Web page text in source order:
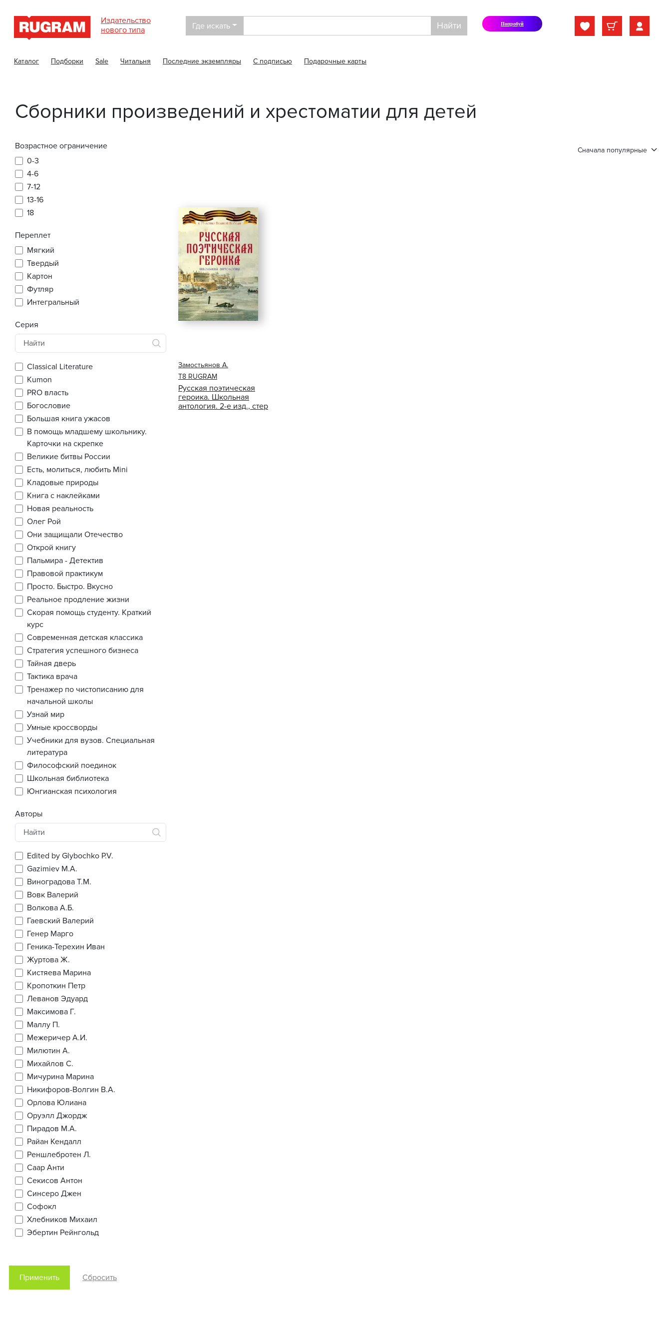
Издательство
нового типа
Где искать Найти Попробуй
Каталог Подборки Sale Читальня Последние экземпляры С подписью Подарочные карты
Сборники произведений и хрестоматии для детей
Возрастное ограничение
0-3
4-6
7-12
13-16
18
Переплет
Мягкий
Твердый
Картон
Футляр
Интегральный
Серия
Classical Literature
Kumon
PRO власть
Богословие
Большая книга ужасов
В помощь младшему школьнику.
Карточки на скрепке
Великие битвы России
Есть, молиться, любить Mini
Кладовые природы
Книга с наклейками
Новая реальность
Олег Рой
Они защищали Отечество
Открой книгу
Пальмира - Детектив
Правовой практикум
Просто. Быстро. Вкусно
Реальное продление жизни
Скорая помощь студенту. Краткий
курс
Современная детская классика
Стратегия успешного бизнеса
Тайная дверь
Тактика врача
Тренажер по чистописанию для
начальной школы
Узнай мир
Умные кроссворды
Учебники для вузов. Специальная
литература
Философский поединок
Школьная библиотека
Юнгианская психология
Авторы
Edited by Glybochko P.V.
Gazimiev M.A.
Виноградова Т.М.
Вовк Валерий
Волкова А.Б.
Гаевский Валерий
Генер Марго
Геника-Терехин Иван
Журтова Ж.
Кистяева Марина
Кропоткин Петр
Леванов Эдуард
Максимова Г.
Маллу П.
Межеричер А.И.
Милютин А.
Михайлов С.
Мичурина Марина
Никифоров-Волгин В.А.
Орлова Юлиана
Оруэлл Джордж
Пирадов М.А.
Райан Кендалл
Реншлебротен Л.
Саар Анти
Секисов Антон
Синсеро Джен
Софокл
Хлебников Михаил
Эбертин Рейнгольд
Сначала популярные
Русская поэтическая
героика. Школьная
антология. 2-е изд., стер
Замостьянов А.
Т8 RUGRAM